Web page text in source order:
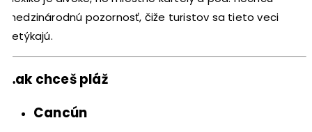
medzinárodnú pozornosť, čiže turistov sa tieto veci
netýkajú.
…ak chceš pláž
Cancún